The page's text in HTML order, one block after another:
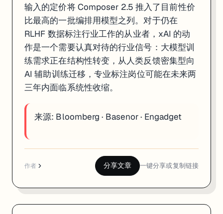
输入的定价将 Composer 2.5 推入了目前性价
比最高的一批编排用模型之列。对于仍在
RLHF 数据标注行业工作的从业者，xAI 的动
作是一个需要认真对待的行业信号：大模型训
练需求正在结构性转变，从人类反馈密集型向
AI 辅助训练迁移，专业标注岗位可能在未来两
三年内面临系统性收缩。
来源: Bloomberg · Basenor· Engadget
作者 分享文章 一键分享或复制链接